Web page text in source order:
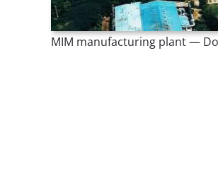
MIM manufacturing plant —